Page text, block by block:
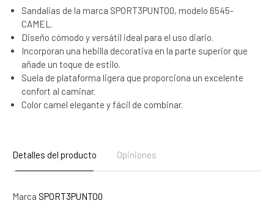
Sandalias de la marca SPORT3PUNTO0, modelo 6545-
CAMEL.
Diseño cómodo y versátil ideal para el uso diario.
Incorporan una hebilla decorativa en la parte superior que
añade un toque de estilo.
Suela de plataforma ligera que proporciona un excelente
confort al caminar.
Color camel elegante y fácil de combinar.
Detalles del producto Opiniones
Marca SPORT3PUNTO0